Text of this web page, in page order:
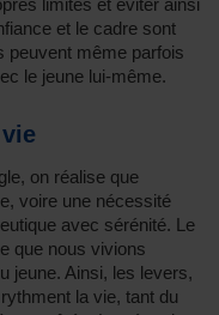
et le cadre sont
peuvent même parfois
le jeune lui-même.
on réalise que
voire une nécessité
avec sérénité. Le
que nous vivions
jeune. Ainsi, les levers,
la vie, tant du